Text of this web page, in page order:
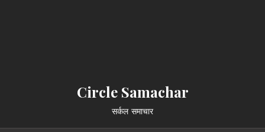
Circle Samachar
सर्कल समाचार